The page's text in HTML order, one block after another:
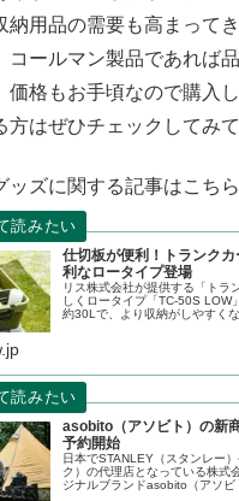
納用品の需要も高まって
コールマン製品であれば
価格もお手頃なので購入
方はぜひチェックしてみて
ッズに関する記事はこちら
仕切板が便利！トランク
利なロータイプ登場
リス株式会社が提供する「トラ
しくロータイプ「TC-50S LOW
約30Lで、より収納がしやすく
asobito（アソビト）の新
予約開始
日本でSTANLEY（スタンレー
ク）の代理店となっている株式
ジナルブランドasobito（アソ